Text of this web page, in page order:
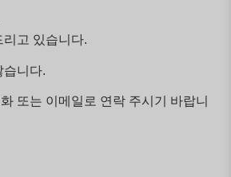
고 있습니다.
습니다.
또는 이메일로 연락 주시기 바랍니